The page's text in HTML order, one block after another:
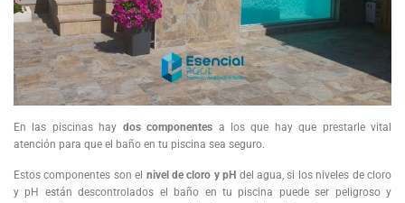
En las piscinas hay dos componentes a los que hay que prestarle vital
atención para que el baño en tu piscina sea seguro.
Estos componentes son el nivel de cloro y pH del agua, si los niveles de cloro
y pH están descontrolados el baño en tu piscina puede ser peligroso y